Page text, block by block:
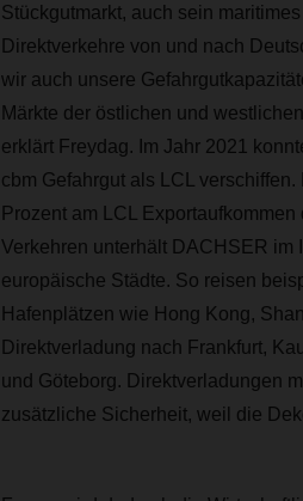
Stückgutmarkt, auch sein
Direktverkehre von und nach
wir auch unsere
Märkte der östlichen und
erklärt Freydag. Im Jahr 2021
cbm Gefahrgut als LCL
Prozent am LCL
Verkehren unterhält DACHSER im
europäische Städte. So reisen
Hafenplätzen wie Hong Kong,
Direktverladung nach Frankfurt,
und Göteborg. Direktverladungen
zusätzliche Sicherheit, weil die